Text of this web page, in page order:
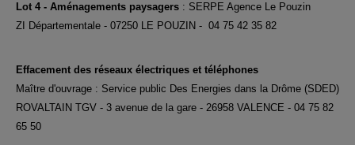
Lot 4 - Aménagements paysagers : SERPE Agence Le Pouzin
ZI Départementale - 07250 LE POUZIN - 04 75 42 35 82
Effacement des réseaux électriques et téléphones
Maître d'ouvrage : Service public Des Energies dans la Drôme (SDED)
ROVALTAIN TGV - 3 avenue de la gare - 26958 VALENCE - 04 75 82
65 50